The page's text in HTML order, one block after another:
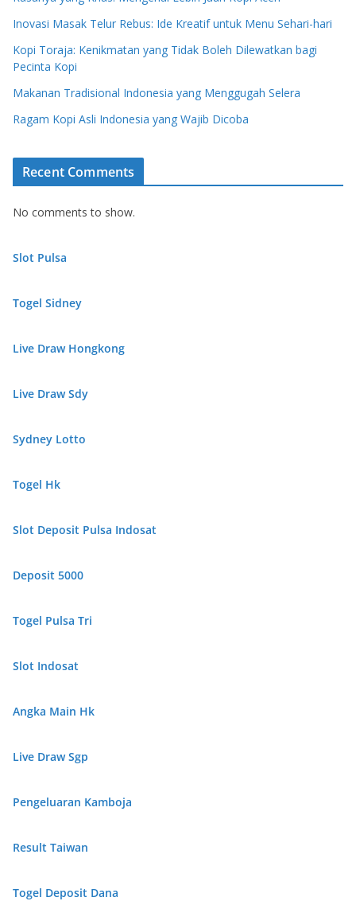
Inovasi Masak Telur Rebus: Ide Kreatif untuk Menu Sehari-hari
Kopi Toraja: Kenikmatan yang Tidak Boleh Dilewatkan bagi
Pecinta Kopi
Makanan Tradisional Indonesia yang Menggugah Selera
Ragam Kopi Asli Indonesia yang Wajib Dicoba
Recent Comments
No comments to show.
Slot Pulsa
Togel Sidney
Live Draw Hongkong
Live Draw Sdy
Sydney Lotto
Togel Hk
Slot Deposit Pulsa Indosat
Deposit 5000
Togel Pulsa Tri
Slot Indosat
Angka Main Hk
Live Draw Sgp
Pengeluaran Kamboja
Result Taiwan
Togel Deposit Dana